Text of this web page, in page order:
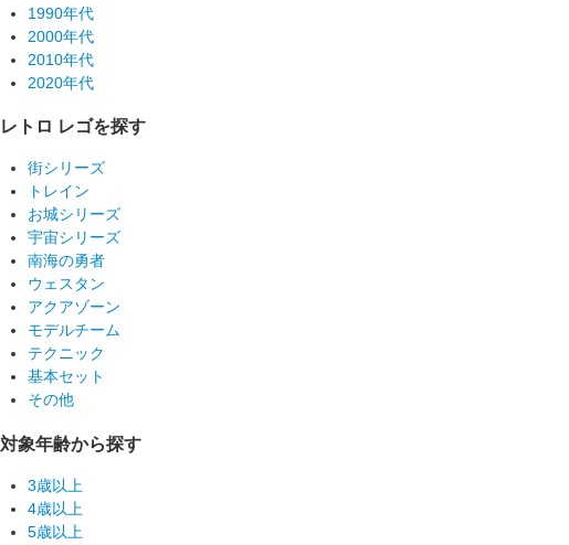
1990年代
2000年代
2010年代
2020年代
レトロ レゴを探す
街シリーズ
トレイン
お城シリーズ
宇宙シリーズ
南海の勇者
ウェスタン
アクアゾーン
モデルチーム
テクニック
基本セット
その他
対象年齢から探す
3歳以上
4歳以上
5歳以上